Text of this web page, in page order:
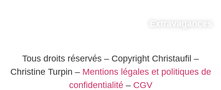
Extravagances
Tous droits réservés – Copyright Christaufil –
Christine Turpin – Mentions légales et politiques de
confidentialité– CGV